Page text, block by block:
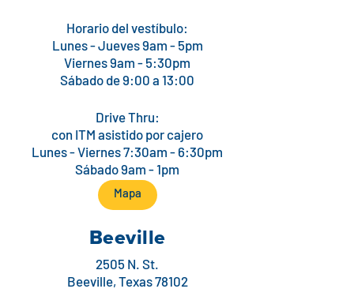
Horario del vestíbulo:
Lunes - Jueves 9am - 5pm
Viernes 9am - 5:30pm
Sábado de 9:00 a 13:00
Drive Thru:
con ITM asistido por cajero
Lunes - Viernes 7:30am - 6:30pm
Sábado 9am - 1pm
Mapa
Beeville
2505 N. St.
Beeville, Texas 78102